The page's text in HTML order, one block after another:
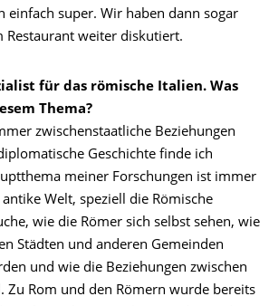
einfach super. Wir haben dann sogar
Restaurant weiter diskutiert.
für das römische Italien. Was
Thema?
zwischenstaatliche Beziehungen
Geschichte finde ich
meiner Forschungen ist immer
Welt, speziell die Römische
wie die Römer sich selbst sehen, wie
Städten und anderen Gemeinden
und wie die Beziehungen zwischen
Zu Rom und den Römern wurde bereits